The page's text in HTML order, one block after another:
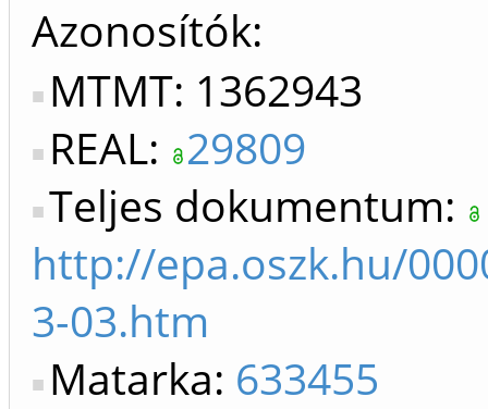
Azonosítók
MTMT: 1362943
REAL: 29809
Teljes dokumentum:
http://epa.oszk.hu/
3-03.htm
Matarka: 633455